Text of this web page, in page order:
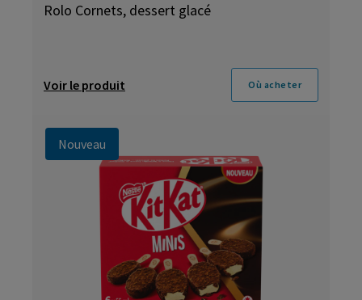
Rolo Cornets, dessert glacé
Voir le produit Où acheter
Nouveau